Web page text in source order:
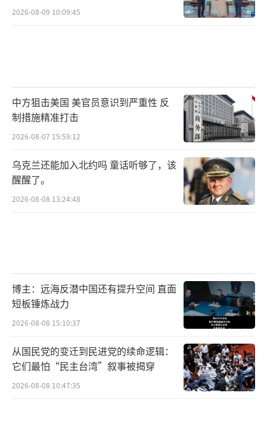
2026-08-09 10:09:45
中方狙击美国 美官员意识到严重性 反
制措施精准打击
2026-08-07 15:59:12
乌克兰还能加入北约吗 童话听够了，该
醒醒了。
2026-08-08 13:24:48
博主：远海反潜中国还有提升空间 直面
短板锤炼战力
2026-08-08 15:10:37
从国民党的变迁到民进党的续命逻辑：
它们最怕“民主台湾”叙事被揭穿
2026-08-08 10:47:35